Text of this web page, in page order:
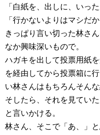
「白紙を、出しに、いっ
「行かないよりはマシだ
きっぱり言い切った林さ
なか興味深いもので。
ハガキを出して投票用紙
を経由してから投票箱に
い林さんはもちろんそん
そしたら、それを見てい
と言いかける。
林さん、そこで「あ、」と